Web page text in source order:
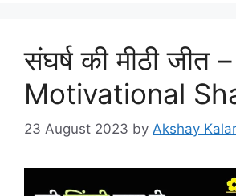
संघर्ष की मीठी जीत –
Motivational
23 August 2023 by Akshay